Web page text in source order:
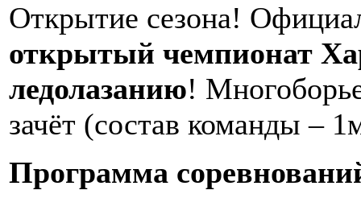
Открытие сезона!
открытый чемпионат
ледолазанию!
зачёт (состав команды –
Программа